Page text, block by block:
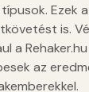
Ezek
is.
a
az